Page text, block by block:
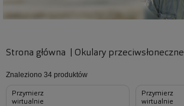
Strona główna Okulary przeciwsłoneczne
Znaleziono 34 produktów
Przymierz
wirtualnie
Przymierz
wirtualnie